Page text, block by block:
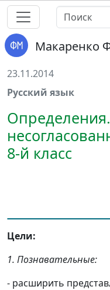
Макаренко
23.11.2014
Русский язык
8-й класс
Цели:
1. Познавательные:
- расширить